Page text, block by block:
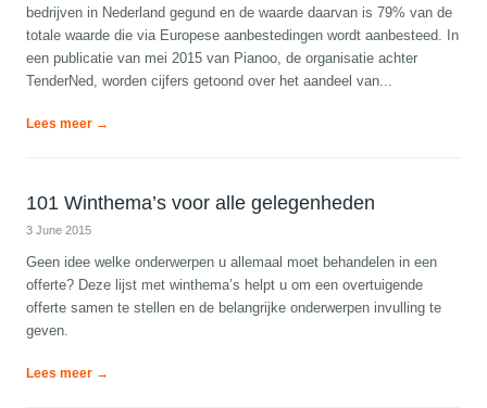
bedrijven in Nederland gegund en de waarde daarvan is 79% van de
totale waarde die via Europese aanbestedingen wordt aanbesteed. In
een publicatie van mei 2015 van Pianoo, de organisatie achter
TenderNed, worden cijfers getoond over het aandeel van...
Lees meer →
101 Winthema’s voor alle gelegenheden
3 June 2015
Geen idee welke onderwerpen u allemaal moet behandelen in een
offerte? Deze lijst met winthema’s helpt u om een overtuigende
offerte samen te stellen en de belangrijke onderwerpen invulling te
geven.
Lees meer →